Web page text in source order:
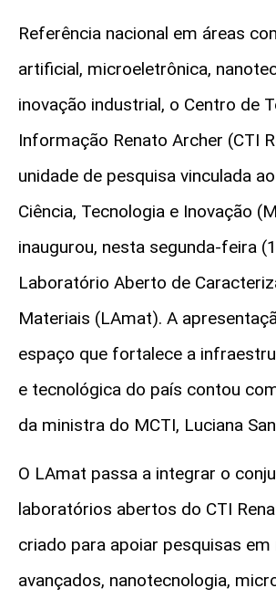
Referência nacional em áreas
artificial, microeletrônica,
inovação industrial, o Centro de
Informação Renato Archer (CTI
unidade de pesquisa vinculada
Ciência, Tecnologia e Inovação
inaugurou, nesta segunda-feira
Laboratório Aberto de
Materiais (LAmat). A
espaço que fortalece a
e tecnológica do país contou
da ministra do MCTI, Luciana
O LAmat passa a integrar o
laboratórios abertos do CTI
criado para apoiar pesquisas
avançados, nanotecnologia,